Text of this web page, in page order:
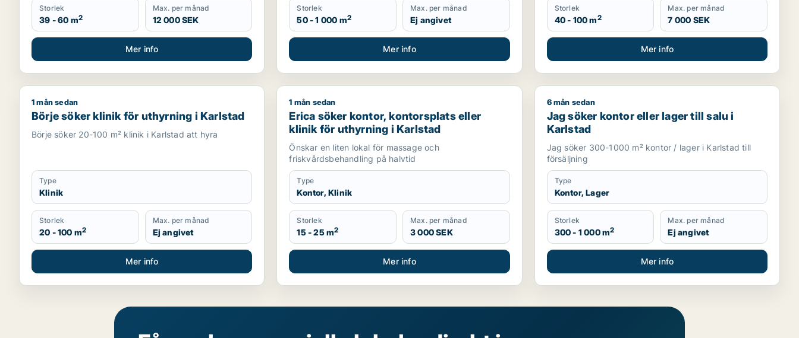
Storlek
39 - 60 m2
Max. per månad
12 000 SEK
Mer info
Storlek
50 - 1 000 m2
Max. per månad
Ej angivet
Mer info
Storlek
40 - 100 m2
Max. per månad
7 000 SEK
Mer info
Börje söker klinik för uthyrning i Karlstad
1 mån sedan
Börje söker klinik för uthyrning i Karlstad
Börje söker 20-100 m² klinik i Karlstad att hyra
Type
Klinik
Storlek
20 - 100 m2
Max. per månad
Ej angivet
Mer info
Erica söker kontor, kontorsplats eller klinik för uthyrning i Karlstad
1 mån sedan
Erica söker kontor, kontorsplats eller
klinik för uthyrning i Karlstad
Önskar en liten lokal för massage och
friskvårdsbehandling på halvtid
Type
Kontor, Klinik
Storlek
15 - 25 m2
Max. per månad
3 000 SEK
Mer info
Jag söker kontor eller lager till salu i Karlstad
6 mån sedan
Jag söker kontor eller lager till salu i
Karlstad
Jag söker 300-1000 m² kontor / lager i Karlstad till
försäljning
Type
Kontor, Lager
Storlek
300 - 1 000 m2
Max. per månad
Ej angivet
Mer info